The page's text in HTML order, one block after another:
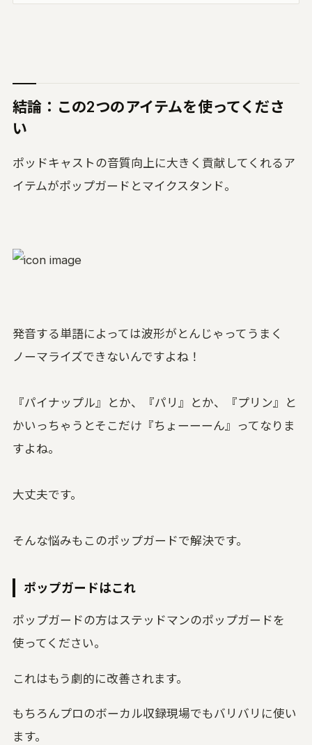
結論：この2つのアイテムを使ってくださ
い
ポッドキャストの音質向上に大きく貢献してくれるア
イテムがポップガードとマイクスタンド。
発音する単語によっては波形がとんじゃってうまく
ノーマライズできないんですよね！
『パイナップル』とか、『パリ』とか、『プリン』と
かいっちゃうとそこだけ『ちょーーーん』ってなりま
すよね。
大丈夫です。
そんな悩みもこのポップガードで解決です。
ポップガードはこれ
ポップガードの方はステッドマンのポップガードを
使ってください。
これはもう劇的に改善されます。
もちろんプロのボーカル収録現場でもバリバリに使い
ます。